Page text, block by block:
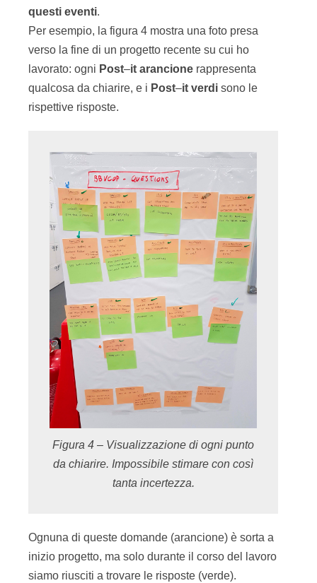
questi eventi.
Per esempio, la figura 4 mostra una foto presa
verso la fine di un progetto recente su cui ho
lavorato: ogni Post–it arancione rappresenta
qualcosa da chiarire, e i Post–it verdi sono le
rispettive risposte.
Figura 4 – Visualizzazione di ogni punto
da chiarire. Impossibile stimare con così
tanta incertezza.
Ognuna di queste domande (arancione) è sorta a
inizio progetto, ma solo durante il corso del lavoro
siamo riusciti a trovare le risposte (verde).